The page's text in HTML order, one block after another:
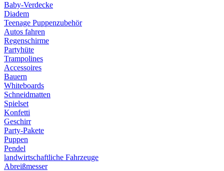
Baby-Verdecke
Diadem
Teenage Puppenzubehör
Autos fahren
Regenschirme
Partyhüte
Trampolines
Accessoires
Bauern
Whiteboards
Schneidmatten
Spielset
Konfetti
Geschirr
Party-Pakete
Puppen
Pendel
landwirtschaftliche Fahrzeuge
Abreißmesser